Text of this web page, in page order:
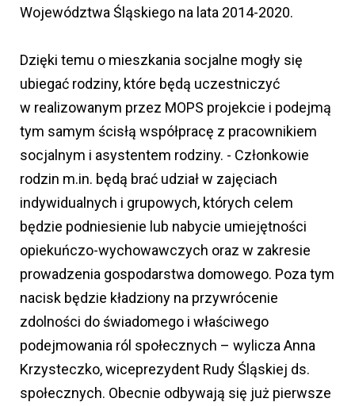
Województwa Śląskiego na lata 2014-2020.
Dzięki temu o mieszkania socjalne mogły się
ubiegać rodziny, które będą uczestniczyć
w realizowanym przez MOPS projekcie i podejmą
tym samym ścisłą współpracę z pracownikiem
socjalnym i asystentem rodziny. - Członkowie
rodzin m.in. będą brać udział w zajęciach
indywidualnych i grupowych, których celem
będzie podniesienie lub nabycie umiejętności
opiekuńczo-wychowawczych oraz w zakresie
prowadzenia gospodarstwa domowego. Poza tym
nacisk będzie kładziony na przywrócenie
zdolności do świadomego i właściwego
podejmowania ról społecznych – wylicza Anna
Krzysteczko, wiceprezydent Rudy Śląskiej ds.
społecznych. Obecnie odbywają się już pierwsze